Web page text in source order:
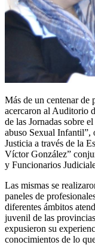
Más de un centenar de
acercaron al Auditorio
de las Jornadas sobre
abuso Sexual Infantil”,
Justicia a través de la
Víctor González”
y Funcionarios
Las mismas se
paneles de
diferentes ámbitos
juvenil de las
expusieron su
conocimientos de lo